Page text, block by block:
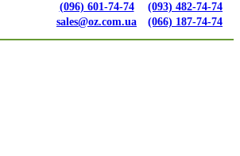
(096) 601-74-74
sales@oz.com.ua
(093) 482-74-74
(066) 187-74-74